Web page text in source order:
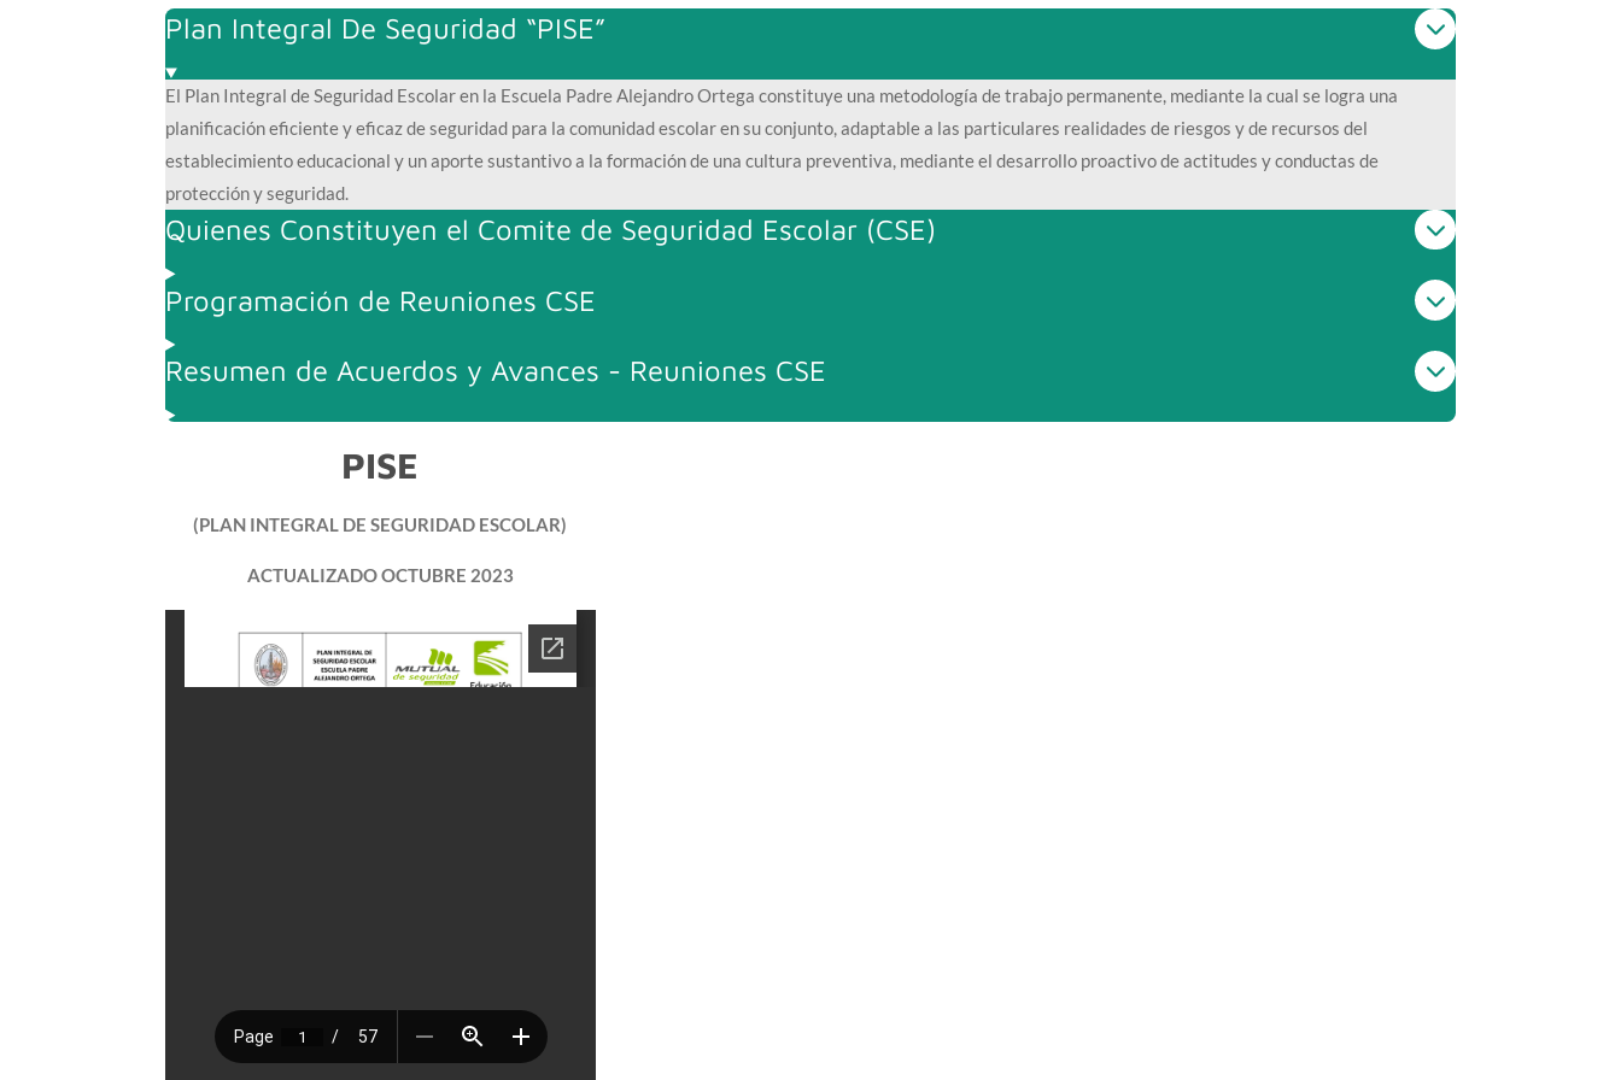
Plan Integral De Seguridad “PISE”
El Plan Integral de Seguridad Escolar en la Escuela Padre Alejandro Ortega constituye una metodología de trabajo permanente, mediante la cual se logra una
planificación eficiente y eficaz de seguridad para la comunidad escolar en su conjunto, adaptable a las particulares realidades de riesgos y de recursos del
establecimiento educacional y un aporte sustantivo a la formación de una cultura preventiva, mediante el desarrollo proactivo de actitudes y conductas de
protección y seguridad.
Quienes Constituyen el Comite de Seguridad Escolar (CSE)
Programación de Reuniones CSE
Resumen de Acuerdos y Avances - Reuniones CSE
PISE
(PLAN INTEGRAL DE SEGURIDAD ESCOLAR)
ACTUALIZADO OCTUBRE 2023